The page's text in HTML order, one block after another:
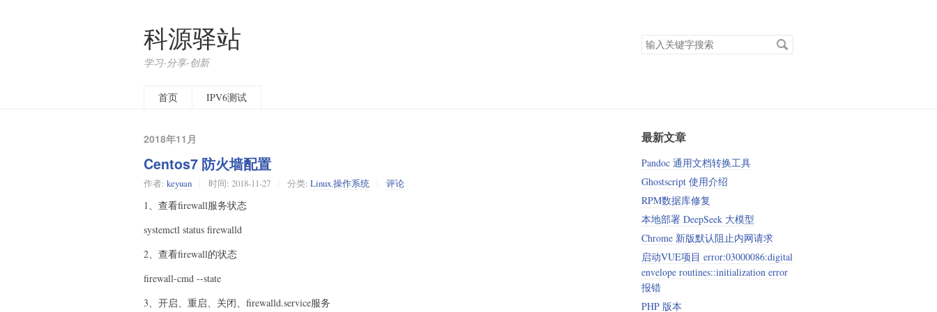
科源驿站
学习-分享-创新
搜
索
首页
IPV6测试
2018年11月
Centos7 防火墙配置
作者: keyuan 时间: 2018-11-27 分类: Linux,操作系统 评论
1、查看firewall服务状态
systemctl status firewalld
2、查看firewall的状态
firewall-cmd --state
3、开启、重启、关闭、firewalld.service服务
最新文章
Pandoc 通用文档转换工具
Ghostscript 使用介绍
RPM数据库修复
本地部署 DeepSeek 大模型
Chrome 新版默认阻止内网请求
启动VUE项目 error:03000086:digital
envelope routines::initialization error
报错
PHP 版本